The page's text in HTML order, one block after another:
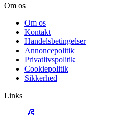
Om os
Om os
Kontakt
Handelsbetingelser
Annoncepolitik
Privatlivspolitik
Cookiepolitik
Sikkerhed
Links